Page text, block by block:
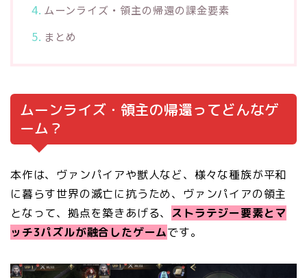
ムーンライズ・領主の帰還の課金要素
まとめ
ムーンライズ・領主の帰還ってどんなゲ
ーム？
本作は、ヴァンパイアや獣人など、様々な種族が平和
に暮らす世界の滅亡に抗うため、ヴァンパイアの領主
となって、拠点を築きあげる、 ストラテジー要素とマ
ッチ3パズルが融合したゲームです。